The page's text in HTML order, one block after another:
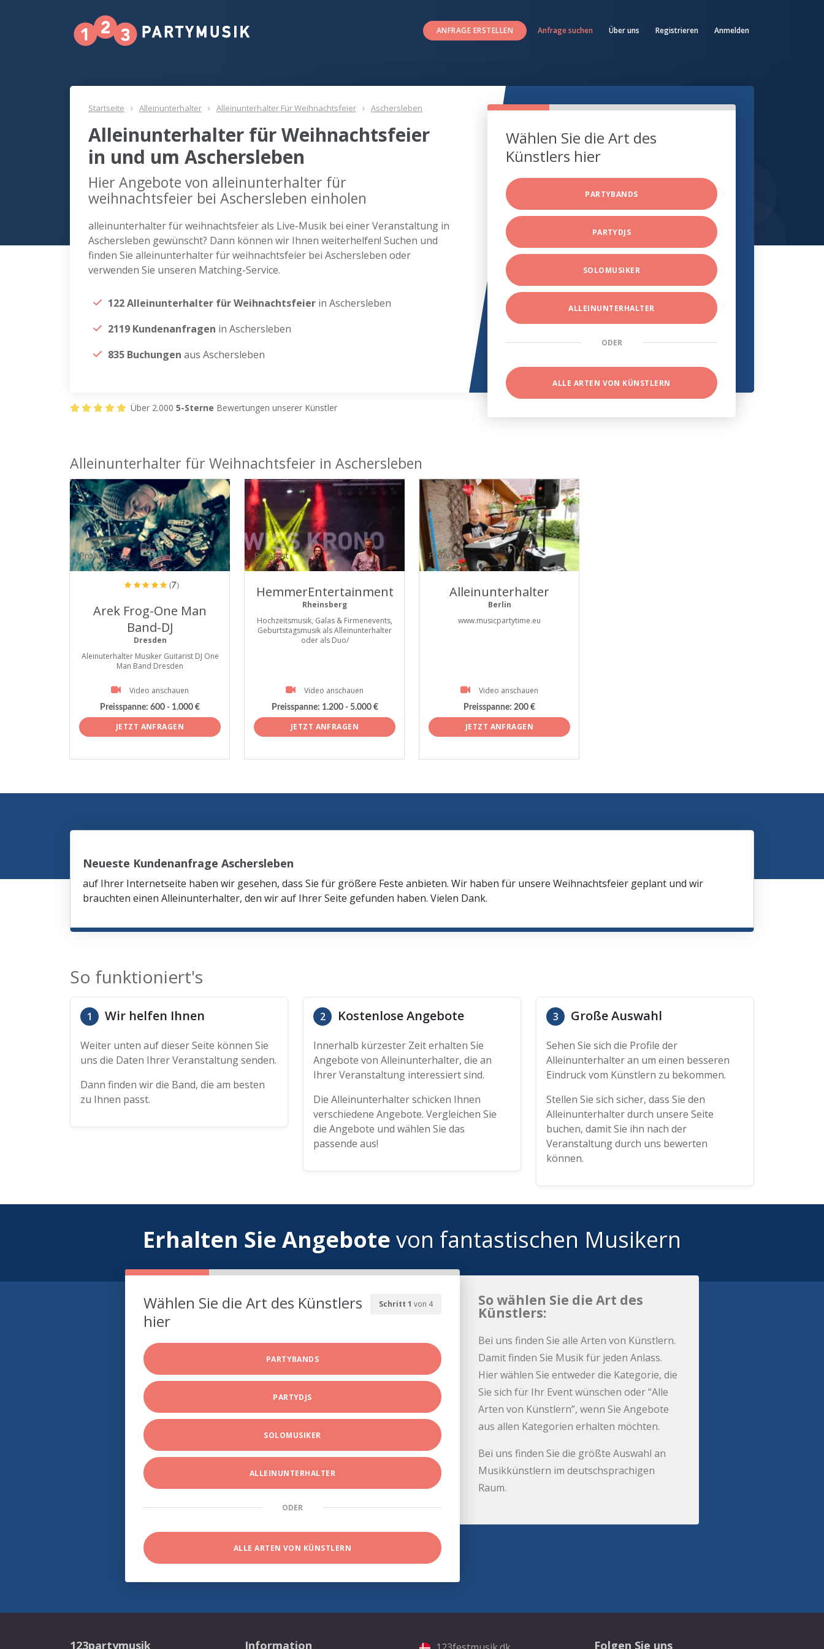
ANFRAGE ERSTELLEN Anfrage suchen Über uns Registrieren Anmelden
Startseite Alleinunterhalter Alleinunterhalter Für Weihnachtsfeier Aschersleben
Alleinunterhalter für Weihnachtsfeier
in und um Aschersleben
Hier Angebote von alleinunterhalter für
weihnachtsfeier bei Aschersleben einholen
alleinunterhalter für weihnachtsfeier als Live-Musik bei einer Veranstaltung in
Aschersleben gewünscht? Dann können wir Ihnen weiterhelfen! Suchen und
finden Sie alleinunterhalter für weihnachtsfeier bei Aschersleben oder
verwenden Sie unseren Matching-Service.
122 Alleinunterhalter für Weihnachtsfeier in Aschersleben
2119 Kundenanfragen in Aschersleben
835 Buchungen aus Aschersleben
Wählen Sie die Art des
Künstlers hier
PARTYBANDS
PARTYDJS
SOLOMUSIKER
ALLEINUNTERHALTER
ODER
ALLE ARTEN VON KÜNSTLERN
Über 2.000 5-Sterne Bewertungen unserer Künstler
Alleinunterhalter für Weihnachtsfeier in Aschersleben
ProArtist
(7)
Arek Frog-One Man
Band-DJ
Dresden
Aleinuterhalter Musiker Guitarist DJ One
Man Band Dresden
Video anschauen
Preisspanne: 600 - 1.000 €
JETZT ANFRAGEN
ProArtist
HemmerEntertainment
Rheinsberg
Hochzeitsmusik, Galas & Firmenevents,
Geburtstagsmusik als Alleinunterhalter
oder als Duo/
Video anschauen
Preisspanne: 1.200 - 5.000 €
JETZT ANFRAGEN
ProArtist
Alleinunterhalter
Berlin
www.musicpartytime.eu
Video anschauen
Preisspanne: 200 €
JETZT ANFRAGEN
Neueste Kundenanfrage Aschersleben
auf Ihrer Internetseite haben wir gesehen, dass Sie für größere Feste anbieten. Wir haben für unsere Weihnachtsfeier geplant und wir
brauchten einen Alleinunterhalter, den wir auf Ihrer Seite gefunden haben. Vielen Dank.
So funktioniert's
1 Wir helfen Ihnen
Weiter unten auf dieser Seite können Sie
uns die Daten Ihrer Veranstaltung senden.
Dann finden wir die Band, die am besten
zu Ihnen passt.
2 Kostenlose Angebote
Innerhalb kürzester Zeit erhalten Sie
Angebote von Alleinunterhalter, die an
Ihrer Veranstaltung interessiert sind.
Die Alleinunterhalter schicken Ihnen
verschiedene Angebote. Vergleichen Sie
die Angebote und wählen Sie das
passende aus!
3 Große Auswahl
Sehen Sie sich die Profile der
Alleinunterhalter an um einen besseren
Eindruck vom Künstlern zu bekommen.
Stellen Sie sich sicher, dass Sie den
Alleinunterhalter durch unsere Seite
buchen, damit Sie ihn nach der
Veranstaltung durch uns bewerten
können.
Erhalten Sie Angebote von fantastischen Musikern
Schritt 1 von 4
Wählen Sie die Art des Künstlers
hier
PARTYBANDS
PARTYDJS
SOLOMUSIKER
ALLEINUNTERHALTER
ODER
ALLE ARTEN VON KÜNSTLERN
So wählen Sie die Art des
Künstlers:
Bei uns finden Sie alle Arten von Künstlern.
Damit finden Sie Musik für jeden Anlass.
Hier wählen Sie entweder die Kategorie, die
Sie sich für Ihr Event wünschen oder “Alle
Arten von Künstlern”, wenn Sie Angebote
aus allen Kategorien erhalten möchten.
Bei uns finden Sie die größte Auswahl an
Musikkünstlern im deutschsprachigen
Raum.
123partymusik Information Folgen Sie uns